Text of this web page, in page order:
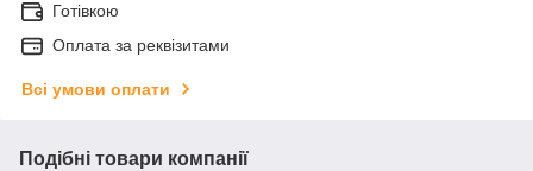
Готівкою
Оплата за реквізитами
Всі умови оплати
Подібні товари компанії